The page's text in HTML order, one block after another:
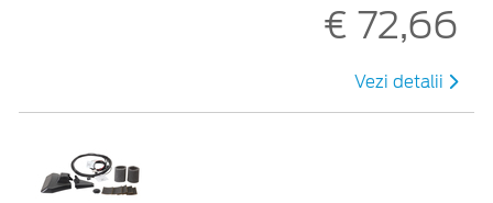
€ 72,66
Vezi detalii